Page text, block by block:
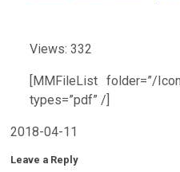
Views: 332
[MMFileList folder=”/
types=”pdf” /]
2018-04-11
Leave a Reply